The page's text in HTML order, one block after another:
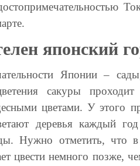
японский
Японии –
сакуры проходит
цветами. У этого
деревья каждый
Нужно отметить, что в
цвести немного позже,